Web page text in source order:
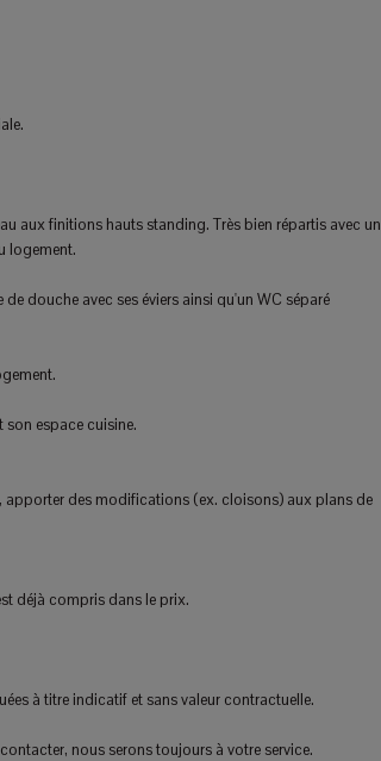
aux finitions hauts standing. Très bien répartis avec un
logement.
douche avec ses éviers ainsi qu'un WC séparé
espace cuisine.
des modifications (ex. cloisons) aux plans de
déjà compris dans le prix.
à titre indicatif et sans valeur contractuelle.
nous serons toujours à votre service.